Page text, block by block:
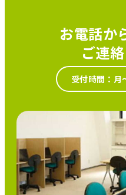
お電話か
ご連
受付時間：